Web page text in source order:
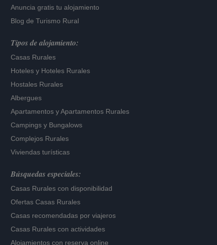
Anuncia gratis tu alojamiento
Blog de Turismo Rural
Tipos de alojamiento:
Casas Rurales
Hoteles y Hoteles Rurales
Hostales Rurales
Albergues
Apartamentos yApartamentos Rurales
Campings y Bungalows
Complejos Rurales
Viviendas turísticas
Búsquedas especiales:
Casas Rurales con disponibilidad
Ofertas Casas Rurales
Casas recomendadas por viajeros
Casas Rurales con actividades
Alojamientos con reserva online